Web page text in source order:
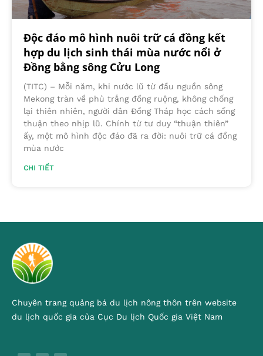
Độc đáo mô hình nuôi trữ cá đồng kết
hợp du lịch sinh thái mùa nước nổi ở
Đồng bằng sông Cửu Long
(TITC) – Mỗi năm, khi nước lũ từ đầu nguồn sông
Mekong tràn về phủ trắng đồng ruộng, không chống
lại thiên nhiên, người dân Đồng Tháp học cách sống
thuận theo nhịp lũ. Chính từ tư duy “thuận thiên”
ấy, một mô hình độc đáo đã ra đời: nuôi trữ cá đồng
mùa nước
CHI TIẾT
Chuyên trang quảng bá du lịch nông thôn trên website
du lịch quốc gia của Cục Du lịch Quốc gia Việt Nam